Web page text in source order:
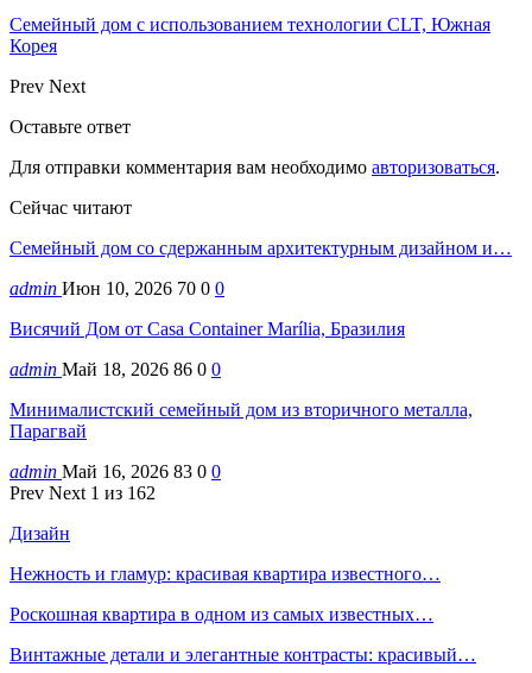
Семейный дом с использованием технологии CLT, Южная
Корея
Prev Next
Оставьте ответ
Для отправки комментария вам необходимо авторизоваться.
Сейчас читают
Семейный дом со сдержанным архитектурным дизайном и…
admin Июн 10, 2026 70 0 0
Висячий Дом от Casa Container Marília, Бразилия
admin Май 18, 2026 86 0 0
Минималистский семейный дом из вторичного металла,
Парагвай
admin Май 16, 2026 83 0 0
Prev Next 1 из 162
Дизайн
Нежность и гламур: красивая квартира известного…
Роскошная квартира в одном из самых известных…
Винтажные детали и элегантные контрасты: красивый…